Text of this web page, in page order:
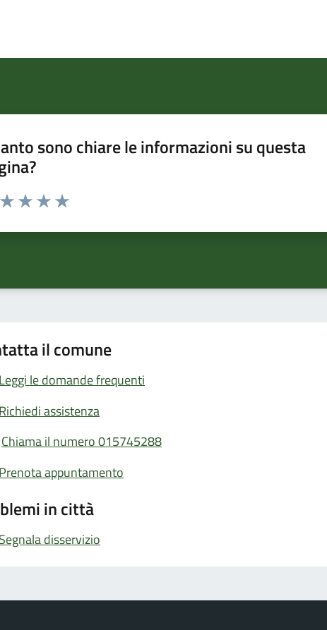
sono chiare le informazioni su questa
da 1 a 5 stelle la pagina
il comune
Leggi le domande frequenti
Richiedi assistenza
Chiama il numero 015745288
Prenota appuntamento
in città
Segnala disservizio